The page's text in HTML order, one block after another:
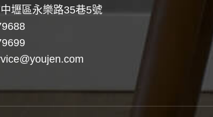
壢區永樂路35巷5號